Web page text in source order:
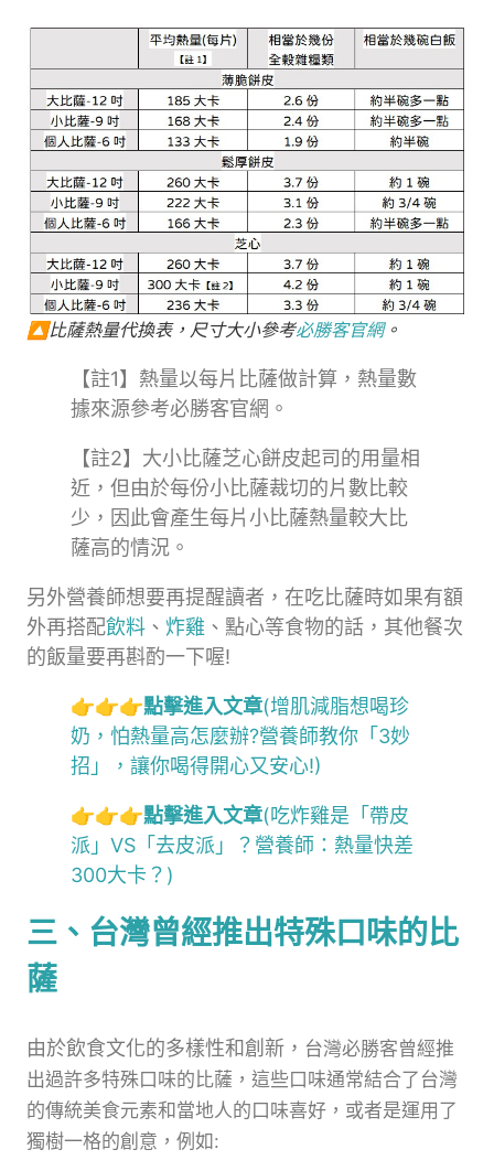
🔼比薩熱量代換表，尺寸大小參考必勝客官網。
【註1】熱量以每片比薩做計算，熱量數
據來源參考必勝客官網。
【註2】大小比薩芝心餅皮起司的用量相
近，但由於每份小比薩裁切的片數比較
少，因此會產生每片小比薩熱量較大比
薩高的情況。
另外營養師想要再提醒讀者，在吃比薩時如果有額
外再搭配飲料 、 炸雞 、點心等食物的話，其他餐次
的飯量要再斟酌一下喔!
👉👉👉點擊進入文章(增肌減脂想喝珍
奶，怕熱量高怎麼辦?營養師教你「3妙
招」，讓你喝得開心又安心!)
👉👉👉點擊進入文章(吃炸雞是「帶皮
派」VS「去皮派」？營養師：熱量快差
300大卡？)
三、台灣曾經推出特殊口味的比
薩
由於飲食文化的多樣性和創新， 台灣必勝客曾經推
出過許多特殊口味的比薩，這些口味通常結合了台灣
的傳統美食元素和當地人的口味喜好，或者是運用了
獨樹一格的創意，例如: